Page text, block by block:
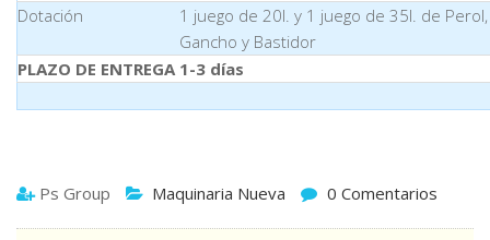
Dotación
1 juego de 20l. y 1 juego de 35l. de Perol,
Gancho y Bastidor
PLAZO DE ENTREGA 1-3 días
Ps Group Maquinaria Nueva 0 Comentarios